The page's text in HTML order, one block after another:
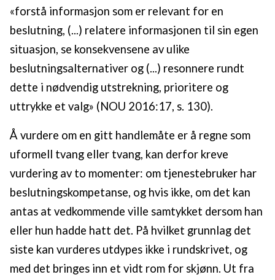
«forstå informasjon som er relevant for en
beslutning, (...) relatere informasjonen til sin egen
situasjon, se konsekvensene av ulike
beslutningsalternativer og (...) resonnere rundt
dette i nødvendig utstrekning, prioritere og
uttrykke et valg» (NOU 2016:17, s. 130).
Å vurdere om en gitt handlemåte er å regne som
uformell tvang eller tvang, kan derfor kreve
vurdering av to momenter: om tjenestebruker har
beslutningskompetanse, og hvis ikke, om det kan
antas at vedkommende ville samtykket dersom han
eller hun hadde hatt det. På hvilket grunnlag det
siste kan vurderes utdypes ikke i rundskrivet, og
med det bringes inn et vidt rom for skjønn. Ut fra